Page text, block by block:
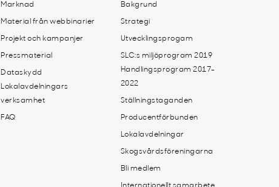
Marknad
Material från webbinarier
Projekt och kampanjer
Pressmaterial
Dataskydd
Lokalavdelningars
verksamhet
FAQ
Bakgrund
Strategi
Utvecklingsprogam
SLC:s miljöprogram 2019
Handlingsprogram 2017-
2022
Ställningstaganden
Producentförbunden
Lokalavdelningar
Skogsvårdsföreningarna
Bli medlem